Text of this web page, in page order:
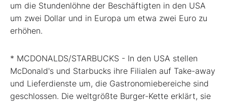
um die Stundenlöhne der Beschäftigten in den USA
um zwei Dollar und in Europa um etwa zwei Euro zu
erhöhen.
* MCDONALDS/STARBUCKS - In den USA stellen
McDonald's und Starbucks ihre Filialen auf Take-away
und Lieferdienste um, die Gastronomiebereiche sind
geschlossen. Die weltgrößte Burger-Kette erklärt, sie